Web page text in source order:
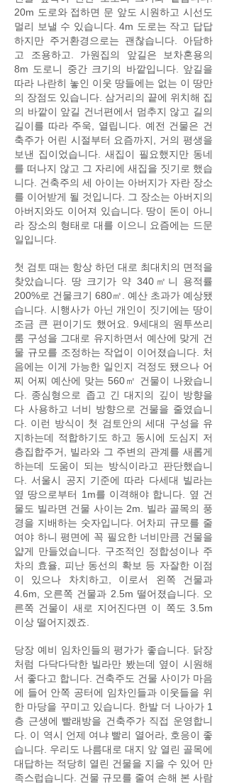
20m 도로와 접하면 문 앞도 시원하고 시선도
멀리 보낼 수 있습니다. 4m 도로는 작고 답답
하지만 주거환경으로는 괜찮습니다. 아담하
고 조용하고. 가원집의 앞길은 보차혼용의
8m 도로니 중간 크기의 바깥입니다. 앞길을
따라 나란히 놓인 이웃 땅들에는 없는 이 땅만
의 장점도 있습니다. 삼거리의 끝에 위치해 집
의 바깥이 앞길 건너편에서 멈추지 않고 길의
길이를 따라 주욱, 열립니다. 예전 건물은 건
축주가 어린 시절부터 요즘까지, 거의 평생을
보낸 집이었습니다. 새집이 필요했지만 동네
를 떠나지 않고 그 자리에 새집을 짓기로 했습
니다. 건축주의 세 아이는 아버지가 자란 장소
를 이어받게 될 것입니다. 그 장소는 아버지의
아버지와도 이어져 있습니다. 땅이 돈이 아니
라 장소의 형태로 대를 이으니 요즘에는 드문
일입니다
첫 검토 때는 항상 하던 대로 최대치의 면적을
찾았습니다. 땅 크기가 약 340㎡니 용적률
200%로 건물크기 680㎡. 예산 초과가 예상됐
습니다. 시행사가 아닌 개인이 짓기에는 땅이
조금 큰 편이기도 했어요. 9세대의 원투쓰리
룸 구성을 그대로 유지하면서 예산에 맞게 건
물 규모를 조정하는 작업이 이어졌습니다. 처
음에는 이게 가능한 일인지 걱정도 됐으나 어
찌 어찌 예산에 맞는 560㎡ 건물이 나왔습니
다. 종심형으로 좁고 긴 대지의 깊이 방향을
다 사용하고 너비 방향으로 건물을 줄였습니
다. 이런 방식이 첫 검토안의 세대 구성을 유
지하는데 적합하기도 하고 동시에 도심지 저
층집합주거, 빌라와 그 주변의 관계를 새롭게
하는데 도움이 되는 방식이라고 판단했습니
다. 서울시 공지 기준에 따라 다세대 빌라는
옆 땅으로부터 1m를 이격해야 합니다. 옆 건
물도 빌라면 건물 사이는 2m. 빌라 골목의 풍
경을 지배하는 숫자입니다. 어차피 규모를 줄
여야 하니 평면에 꼭 필요한 너비만큼 건물을
얇게 만들었습니다. 구조적인 정합성이나 주
차의 효율, 피난 동선의 확보 등 자잘한 이점
이 있으나 차치하고, 이로서 왼쪽 건물과
4.6m, 오른쪽 건물과 2.5m 떨어졌습니다. 오
른쪽 건물이 새로 지어진다면 이 쪽도 3.5m
이상 떨어지겠죠.
당장 예비 임차인들의 평가가 좋습니다. 닭장
처럼 다닥다닥한 빌라만 봤는데 옆이 시원해
서 좋다고 합니다. 건축주도 건물 사이가 마음
에 들어 안쪽 공터에 임차인들과 이웃들을 위
한 마당을 꾸미고 있습니다. 한발 더 나아가 1
층 근생에 빨래방을 건축주가 직접 운영합니
다. 이 역시 언제 여냐 빨리 열어라, 호응이 좋
습니다. 우리도 나름대로 대지 앞 열린 골목에
대답하는 적당히 열린 건물을 지을 수 있어 만
족스럽습니다. 건물 규모를 줄여 손해 본 사람